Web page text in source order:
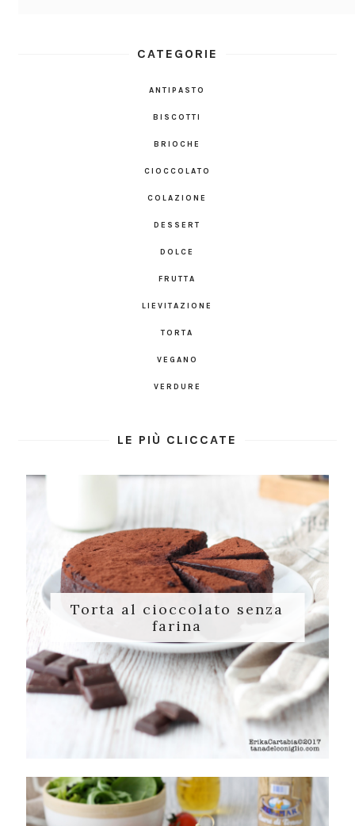
CATEGORIE
ANTIPASTO
BISCOTTI
BRIOCHE
CIOCCOLATO
COLAZIONE
DESSERT
DOLCE
FRUTTA
LIEVITAZIONE
TORTA
VEGANO
VERDURE
LE PIÙ CLICCATE
Torta al cioccolato senza
farina